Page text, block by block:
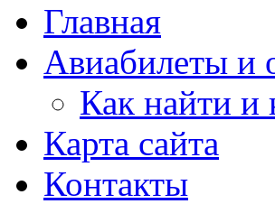
Главная
Авиабилеты и
Как найти и
Карта сайта
Контакты